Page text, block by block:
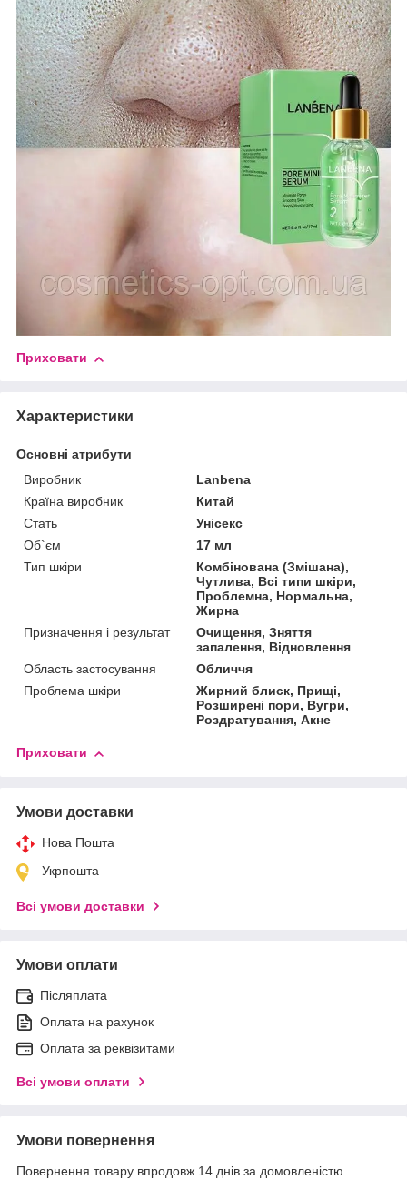
Приховати
Характеристики
Основні атрибути
Виробник
Lanbena
Країна виробник
Китай
Стать
Унісекс
Об`єм
17 мл
Тип шкіри
Комбінована (Змішана),
Чутлива, Всі типи шкіри,
Проблемна, Нормальна,
Жирна
Призначення і результат
Очищення, Зняття
запалення, Відновлення
Область застосування
Обличчя
Проблема шкіри
Жирний блиск, Прищі,
Розширені пори, Вугри,
Роздратування, Акне
Приховати
Умови доставки
Нова Пошта
Укрпошта
Всі умови доставки
Умови оплати
Післяплата
Оплата на рахунок
Оплата за реквізитами
Всі умови оплати
Умови повернення
Повернення товару впродовж 14 днів за домовленістю